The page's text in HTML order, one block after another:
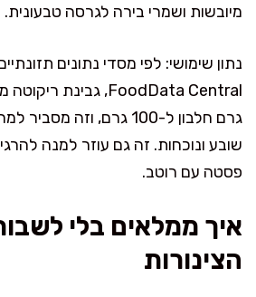
מיובשות ושמרי בירה לגרסה טבעונית.
גרם חלבון ל-100 גרם, וזה
שובע ונוכחות. זה גם עוזר למנה
פסטה עם רוטב.
איך ממלאים בלי
הצינורות